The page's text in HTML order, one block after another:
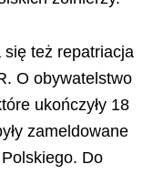
się też repatriacja
O obywatelstwo
ukończyły 18
zameldowane
Do